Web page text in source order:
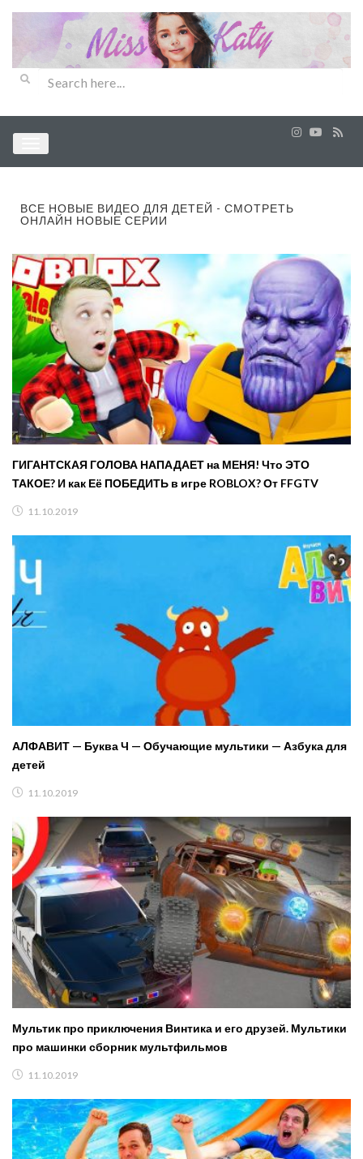
ВСЕ НОВЫЕ ВИДЕО ДЛЯ ДЕТЕЙ - СМОТРЕТЬ
ОНЛАЙН НОВЫЕ СЕРИИ
ГИГАНТСКАЯ ГОЛОВА НАПАДАЕТ на МЕНЯ! Что ЭТО
ТАКОЕ? И как Её ПОБЕДИТЬ в игре ROBLOX? От FFGTV
11.10.2019
АЛФАВИТ — Буква Ч — Обучающие мультики — Азбука для
детей
11.10.2019
Мультик про приключения Винтика и его друзей. Мультики
про машинки сборник мультфильмов
11.10.2019